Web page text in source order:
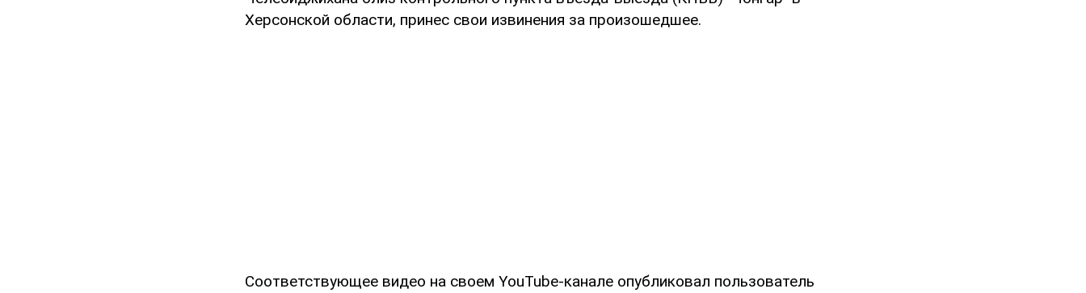
Херсонской области, принес свои извинения за произошедшее.
Соответствующее видео на своем YouTube-канале опубликовал пользователь